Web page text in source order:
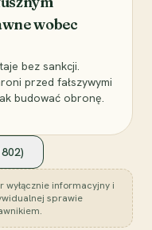
wobec
bez sankcji.
przed fałszywymi
budować obronę.
)
informacyjny i
sprawie